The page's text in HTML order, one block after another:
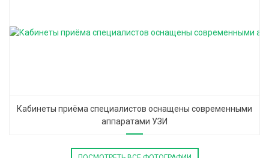
Кабинеты приёма специалистов оснащены современными
аппаратами УЗИ